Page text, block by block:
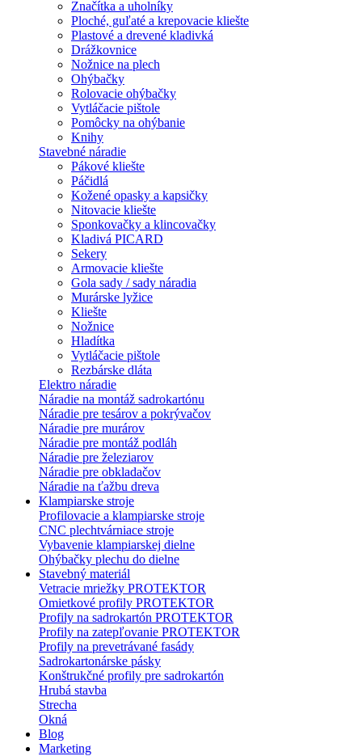
Značítka a uholníky
Ploché, guľaté a krepovacie kliešte
Plastové a drevené kladivká
Drážkovnice
Nožnice na plech
Ohýbačky
Rolovacie ohýbačky
Vytláčacie pištole
Pomôcky na ohýbanie
Knihy
Stavebné náradie
Pákové kliešte
Páčidlá
Kožené opasky a kapsičky
Nitovacie kliešte
Sponkovačky a klincovačky
Kladivá PICARD
Sekery
Armovacie kliešte
Gola sady / sady náradia
Murárske lyžice
Kliešte
Nožnice
Hladítka
Vytláčacie pištole
Rezbárske dláta
Elektro náradie
Náradie na montáž sadrokartónu
Náradie pre tesárov a pokrývačov
Náradie pre murárov
Náradie pre montáž podláh
Náradie pre železiarov
Náradie pre obkladačov
Náradie na ťažbu dreva
Klampiarske stroje
Profilovacie a klampiarske stroje
CNC plechtvárniace stroje
Vybavenie klampiarskej dielne
Ohýbačky plechu do dielne
Stavebný materiál
Vetracie mriežky PROTEKTOR
Omietkové profily PROTEKTOR
Profily na sadrokartón PROTEKTOR
Profily na zatepľovanie PROTEKTOR
Profily na prevetrávané fasády
Sadrokartonárske pásky
Konštrukčné profily pre sadrokartón
Hrubá stavba
Strecha
Okná
Blog
Marketing